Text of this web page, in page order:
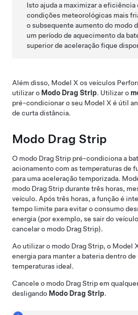
Isto ajuda a maximizar a eficiência
condições meteorológicas mais
o subsequente aumento do modo
um período de aquecimento da
superior de aceleração fique
Além disso, Model X os veículos
utilizar o Modo Drag Strip. Utilizar o
pré-condicionar o seu Model X é útil
de curta distância.
Modo Drag Strip
O modo Drag Strip pré-condiciona a
acionamento com as temperaturas de
para uma aceleração temporizada.
modo Drag Strip durante três horas,
veículo. Após três horas, a função é
tempo limite para evitar o consumo
energia (por exemplo, se sair do
cancelar o modo Drag Strip).
Ao utilizar o modo Drag Strip, o Model
energia para manter a bateria dentro
temperaturas ideal.
Cancele o modo Drag Strip em
desligando Modo Drag Strip.